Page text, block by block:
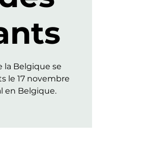
la Belgique se
le 17 novembre
en Belgique.